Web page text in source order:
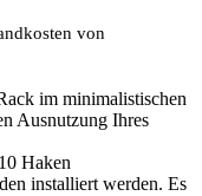
von
im minimalistischen
Ausnutzung Ihres
Haken
installiert werden. Es